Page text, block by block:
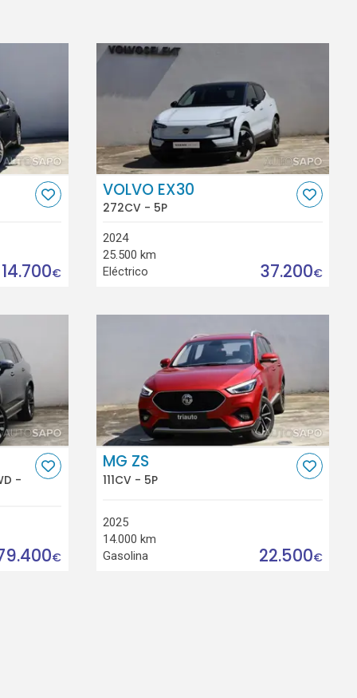
14.700€
VOLVO EX30
272CV - 5P
2024
25.500 km
Eléctrico
37.200€
-
€
MG ZS
111CV - 5P
2025
14.000 km
Gasolina
22.500€